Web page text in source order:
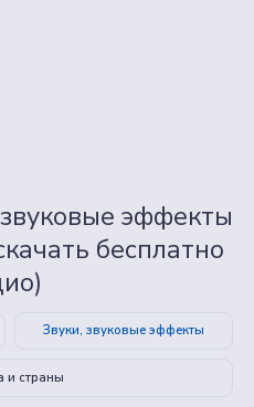
эффекты
бесплатно
Звуки, звуковые эффекты
и страны